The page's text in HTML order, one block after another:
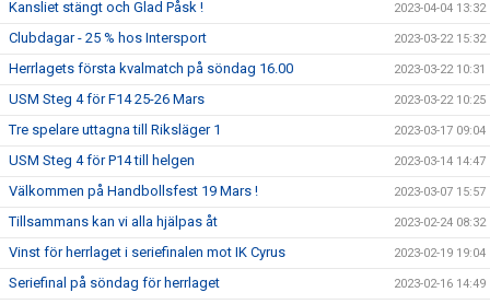
Kansliet stängt och Glad Påsk ! 2023-04-04 13:32
Clubdagar - 25 % hos Intersport 2023-03-22 15:32
Herrlagets första kvalmatch på söndag 16.00 2023-03-22 10:31
USM Steg 4 för F14 25-26 Mars 2023-03-22 10:25
Tre spelare uttagna till Riksläger 1 2023-03-17 09:04
USM Steg 4 för P14 till helgen 2023-03-14 14:47
Välkommen på Handbollsfest 19 Mars ! 2023-03-07 15:57
Tillsammans kan vi alla hjälpas åt 2023-02-24 08:32
Vinst för herrlaget i seriefinalen mot IK Cyrus 2023-02-19 19:04
Seriefinal på söndag för herrlaget 2023-02-16 14:49